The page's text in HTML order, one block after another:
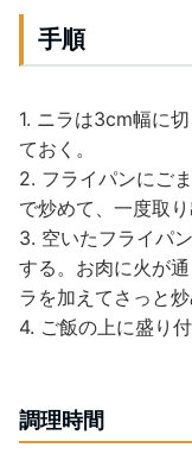
手順
1. ニラは3cm幅に
ておく。
2. フライパンにご
で炒めて、一度取り
3. 空いたフライパ
する。お肉に火が
ラを加えてさっと炒
4. ご飯の上に盛り
調理時間